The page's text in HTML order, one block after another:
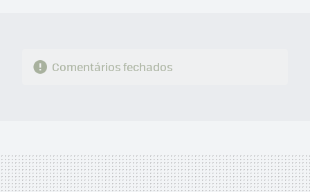
Comentários fechados